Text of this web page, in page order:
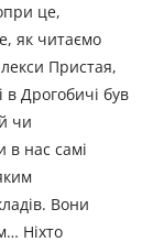
це,
як читаємо
Пристая,
в Дрогобичі був
чи
в нас самі
Вони
Ніхто